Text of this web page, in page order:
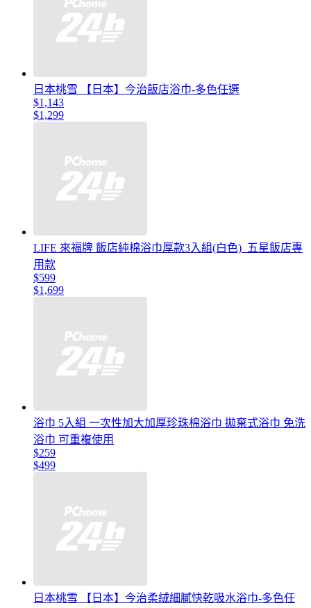
日本桃雪 【日本】今治飯店浴巾-多色任選
$1,143
$1,299
LIFE 來福牌 飯店純棉浴巾厚款3入組(白色)_五星飯店專
用款
$599
$1,699
浴巾 5入組 一次性加大加厚珍珠棉浴巾 拋棄式浴巾 免洗
浴巾 可重複使用
$259
$499
日本桃雪 【日本】今治柔絨細膩快乾吸水浴巾-多色任